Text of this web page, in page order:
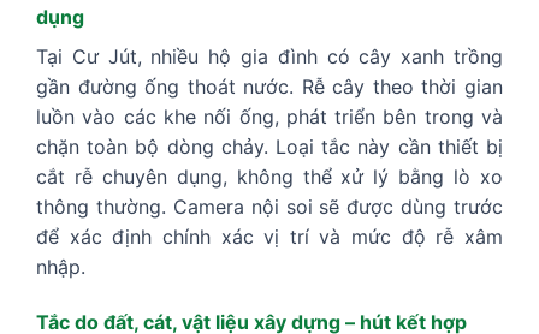
dụng
Tại Cư Jút, nhiều hộ gia đình có cây xanh trồng
gần đường ống thoát nước. Rễ cây theo thời gian
luồn vào các khe nối ống, phát triển bên trong và
chặn toàn bộ dòng chảy. Loại tắc này cần thiết bị
cắt rễ chuyên dụng, không thể xử lý bằng lò xo
thông thường. Camera nội soi sẽ được dùng trước
để xác định chính xác vị trí và mức độ rễ xâm
nhập.
Tắc do đất, cát, vật liệu xây dựng – hút kết hợp